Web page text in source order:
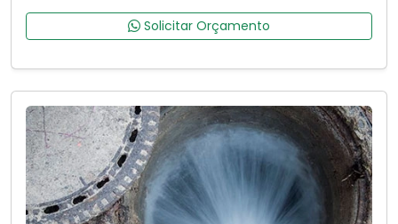
Solicitar Orçamento